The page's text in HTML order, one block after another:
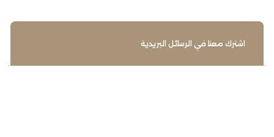
اشترك معنا في الرسائل البريدية